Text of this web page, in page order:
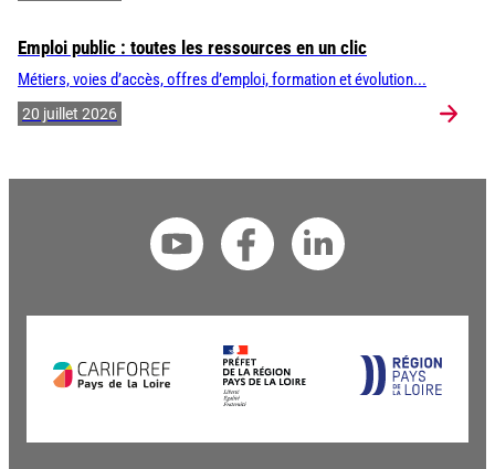
Emploi public : toutes les ressources en un clic
Métiers, voies d’accès, offres d’emploi, formation et évolution...
20 juillet 2026